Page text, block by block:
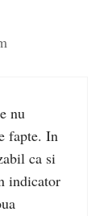
nu
fapte. In
ca si
indicator